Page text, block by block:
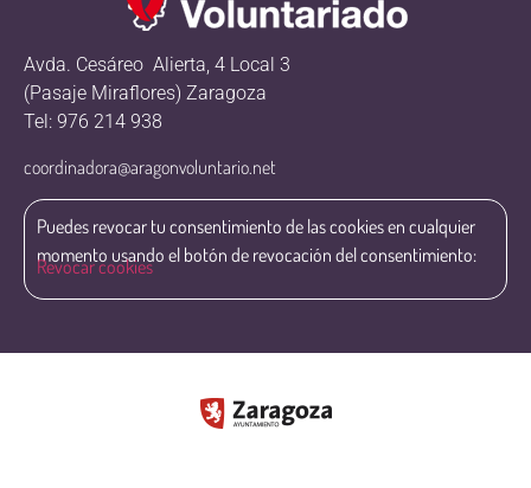
Avda. Cesáreo Alierta, 4 Local 3
(Pasaje Miraflores) Zaragoza
Tel: 976 214 938
coordinadora@aragonvoluntario.net
Puedes revocar tu consentimiento de las cookies en cualquier
momento usando el botón de revocación del consentimiento:
Revocar cookies